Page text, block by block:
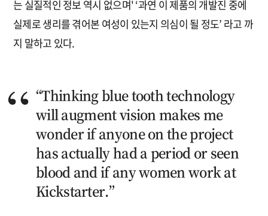
는 실질적인 정보 역시 없으며' ‘과연 이 제품의 개발진 중에
실제로 생리를 겪어본 여성이 있는지 의심이 될 정도’ 라고 까
지 말하고 있다.
“Thinking blue tooth technology
will augment vision makes me
wonder if anyone on the project
has actually had a period or seen
blood and if any women work at
Kickstarter.”